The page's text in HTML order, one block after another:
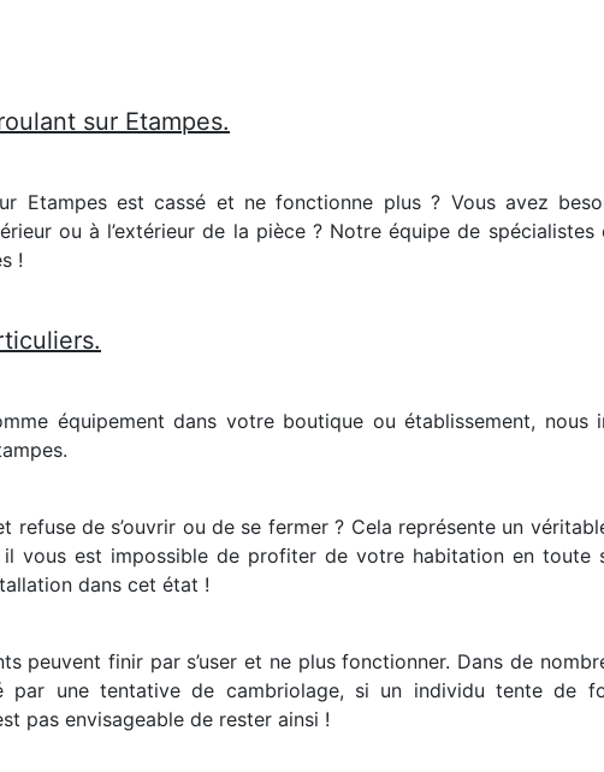
sur Etampes.
Etampes est cassé et ne fonctionne plus ? Vous avez
ou à l’extérieur de la pièce ? Notre équipe de
!
équipement dans votre boutique ou établissement, nous
refuse de s’ouvrir ou de se fermer ? Cela représente un
vous est impossible de profiter de votre habitation en toute
dans cet état !
peuvent finir par s’user et ne plus fonctionner. Dans de
une tentative de cambriolage, si un individu tente de
pas envisageable de rester ainsi !